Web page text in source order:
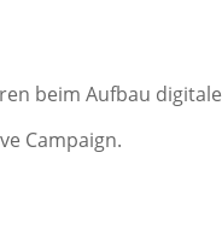
beim Aufbau
Campaign.